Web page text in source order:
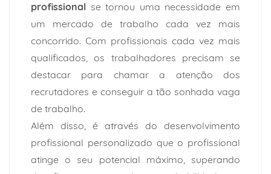
profissional se tornou uma necessidade em
um mercado de trabalho cada vez mais
concorrido. Com profissionais cada vez mais
qualificados, os trabalhadores precisam se
destacar para chamar a atenção dos
recrutadores e conseguir a tão sonhada vaga
de trabalho.
Além disso, é através do desenvolvimento
profissional personalizado que o profissional
atinge o seu potencial máximo, superando